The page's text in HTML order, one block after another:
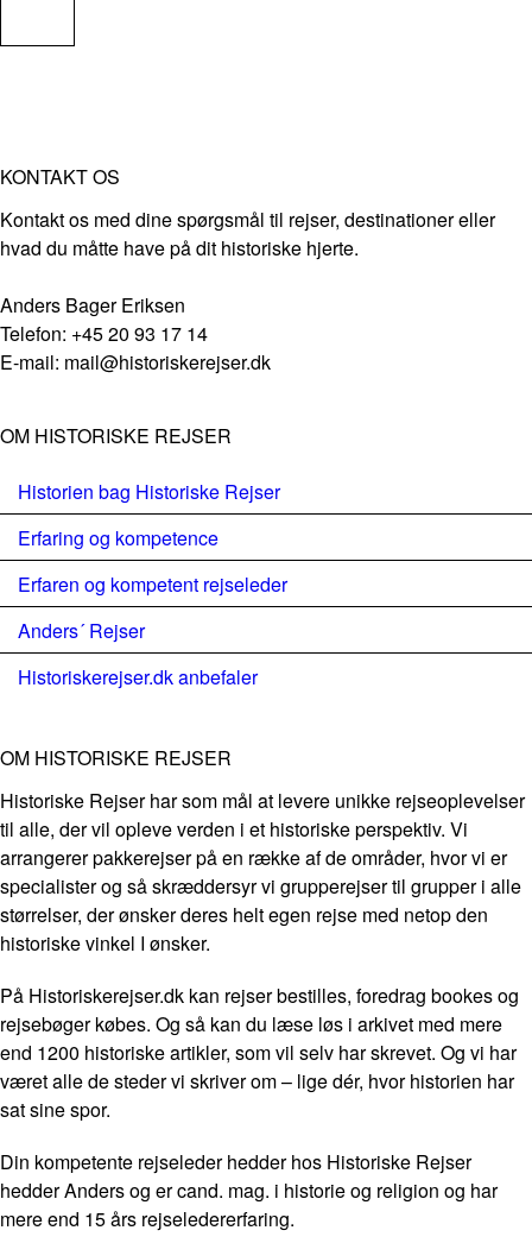
KONTAKT OS
Kontakt os med dine spørgsmål til rejser, destinationer eller
hvad du måtte have på dit historiske hjerte.
Anders Bager Eriksen
Telefon: +45 20 93 17 14
E-mail: mail@historiskerejser.dk
OM HISTORISKE REJSER
Historien bag Historiske Rejser
Erfaring og kompetence
Erfaren og kompetent rejseleder
Anders´ Rejser
Historiskerejser.dk anbefaler
OM HISTORISKE REJSER
Historiske Rejser har som mål at levere unikke rejseoplevelser
til alle, der vil opleve verden i et historiske perspektiv. Vi
arrangerer pakkerejser på en række af de områder, hvor vi er
specialister og så skræddersyr vi grupperejser til grupper i alle
størrelser, der ønsker deres helt egen rejse med netop den
historiske vinkel I ønsker.
På Historiskerejser.dk kan rejser bestilles, foredrag bookes og
rejsebøger købes. Og så kan du læse løs i arkivet med mere
end 1200 historiske artikler, som vil selv har skrevet. Og vi har
været alle de steder vi skriver om – lige dér, hvor historien har
sat sine spor.
Din kompetente rejseleder hedder hos Historiske Rejser
hedder Anders og er cand. mag. i historie og religion og har
mere end 15 års rejseledererfaring.